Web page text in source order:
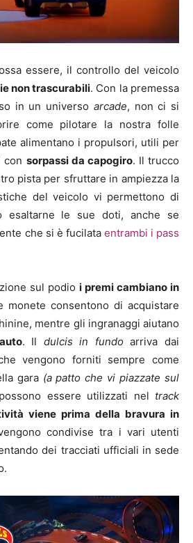
essere, il controllo del veicolo
non trascurabili. Con la premessa
in un universo arcade, non ci si
come pilotare la nostra folle
alimentano i propulsori, utili per
con sorpassi da capogiro. Il trucco
pista per sfruttare in ampiezza la
del veicolo vi permettono di
esaltarne le sue doti, anche se
che si è fucilata entrambi i pass
sul podio i premi cambiano in
monete consentono di acquistare
mentre gli ingranaggi aiutano
. Il dulcis in fundoarriva dai
vengono forniti sempre come
gara (a patto che vi piazzate sul
essere utilizzati nel track
viene prima della bravura in
condivise tra i vari utenti
dei tracciati ufficiali in sede